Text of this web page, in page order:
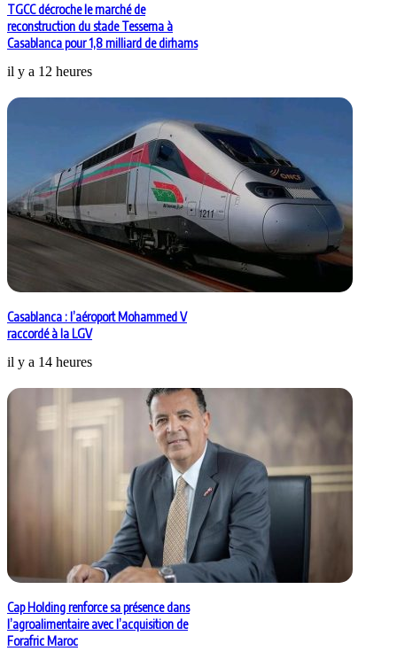
TGCC décroche le marché de
reconstruction du stade Tessema à
Casablanca pour 1,8 milliard de dirhams
il y a 12 heures
Casablanca : l’aéroport Mohammed V
raccordé à la LGV
il y a 14 heures
Cap Holding renforce sa présence dans
l’agroalimentaire avec l’acquisition de
Forafric Maroc